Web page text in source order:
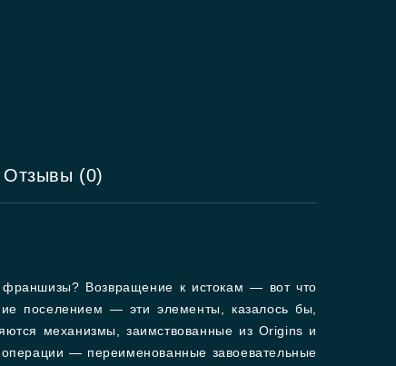
Отзывы (0)
Возвращение к истокам — вот что
поселением — эти элементы, казалось бы,
механизмы, заимствованные из Origins и
— переименованные завоевательные